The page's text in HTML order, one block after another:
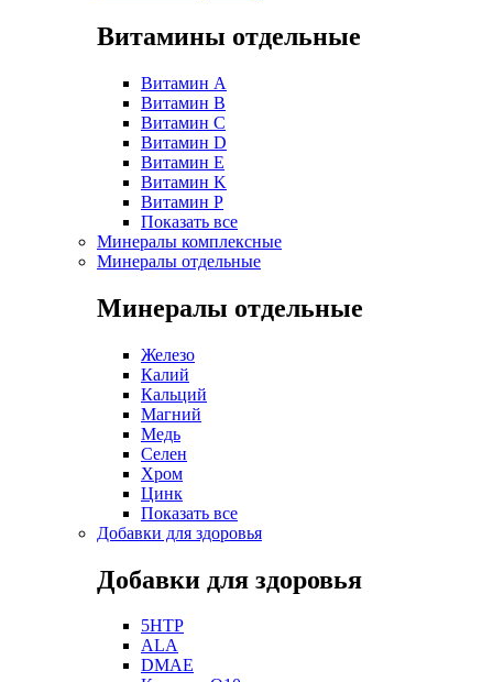
Витамины отдельные
Витамин A
Витамин B
Витамин C
Витамин D
Витамин E
Витамин K
Витамин P
Показать все
Минералы комплексные
Минералы отдельные
Минералы отдельные
Железо
Калий
Кальций
Магний
Медь
Селен
Хром
Цинк
Показать все
Добавки для здоровья
Добавки для здоровья
5HTP
ALA
DMAE